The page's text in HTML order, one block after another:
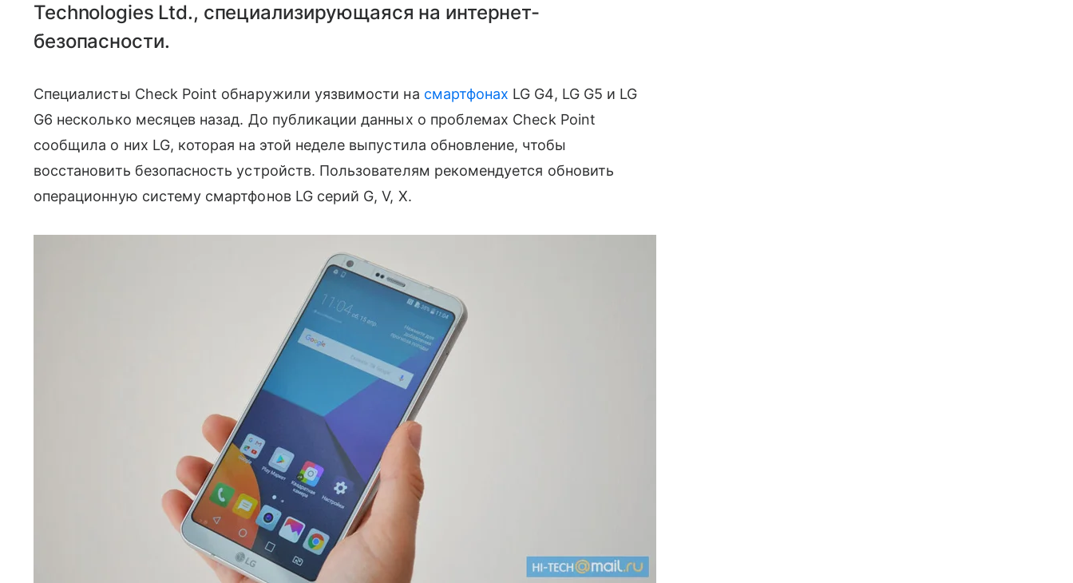
Technologies Ltd., специализирующаяся на интернет-
безопасности.
Специалисты Check Point обнаружили уязвимости на смартфонах LG G4, LG G5 и LG
G6 несколько месяцев назад. До публикации данных о проблемах Check Point
сообщила о них LG, которая на этой неделе выпустила обновление, чтобы
восстановить безопасность устройств. Пользователям рекомендуется обновить
операционную систему смартфонов LG серий G, V, X.